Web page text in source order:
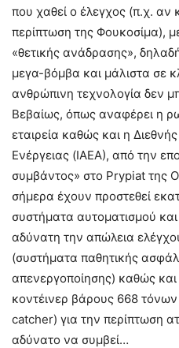
που χαθεί ο έλεγχος (π.χ. αν
περίπτωση της Φουκοσίμα),
«θετικής ανάδρασης»,
μεγα-βόμβα και μάλιστα σε
ανθρώπινη τεχνολογία δεν
Βεβαίως, όπως αναφέρει η
εταιρεία καθώς και η
Ενέργειας (ΙΑΕΑ), από την
συμβάντος» στο Prypiat της
σήμερα έχουν προστεθεί
συστήματα αυτοματισμού
αδύνατη την απώλεια
(συστήματα παθητικής
απενεργοποίησης) καθώς
κοντέινερ βάρους 668
catcher) για την περίπτωση
αδύνατο να συμβεί…